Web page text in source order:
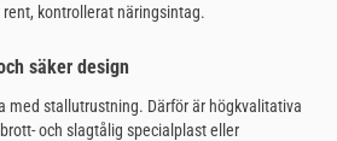
kontrollerat näringsintag.
säker design
med stallutrustning. Därför är högkvalitativa
och slagtålig specialplast eller